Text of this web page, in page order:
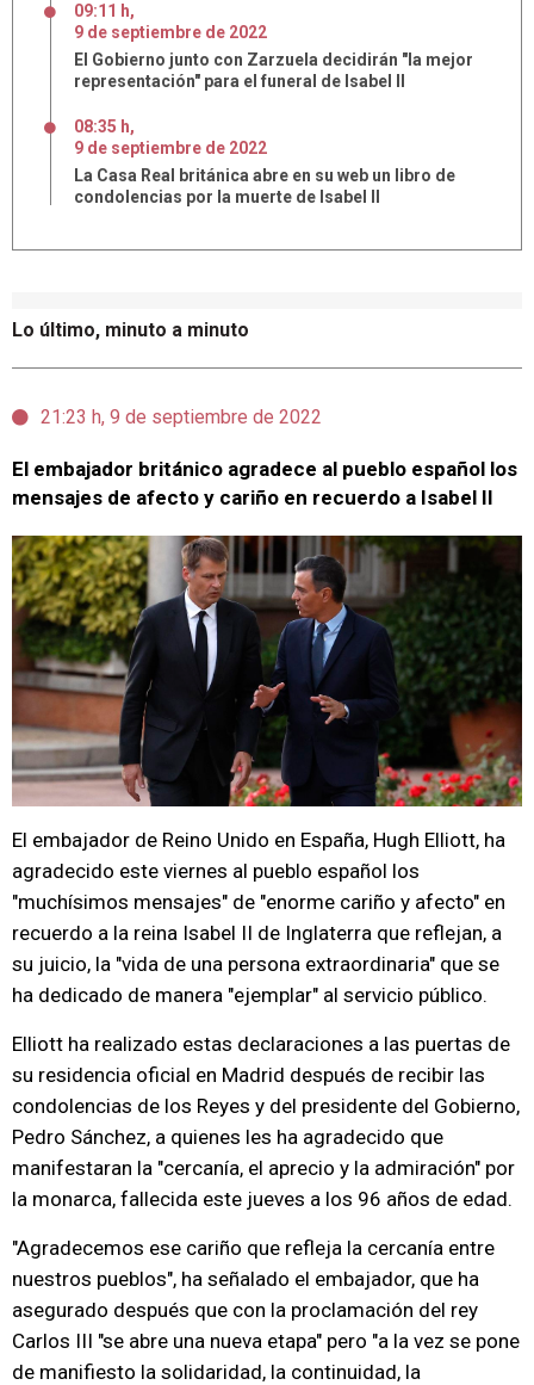
Lo último, minuto a minuto
21:23 h, 9 de septiembre de 2022
El embajador británico agradece al pueblo español los
mensajes de afecto y cariño en recuerdo a Isabel II
El embajador de Reino Unido en España, Hugh Elliott, ha
agradecido este viernes al pueblo español los
"muchísimos mensajes" de "enorme cariño y afecto" en
recuerdo a la reina Isabel II de Inglaterra que reflejan, a
su juicio, la "vida de una persona extraordinaria" que se
ha dedicado de manera "ejemplar" al servicio público.
Elliott ha realizado estas declaraciones a las puertas de
su residencia oficial en Madrid después de recibir las
condolencias de los Reyes y del presidente del Gobierno,
Pedro Sánchez, a quienes les ha agradecido que
manifestaran la "cercanía, el aprecio y la admiración" por
la monarca, fallecida este jueves a los 96 años de edad.
"Agradecemos ese cariño que refleja la cercanía entre
nuestros pueblos", ha señalado el embajador, que ha
asegurado después que con la proclamación del rey
Carlos III "se abre una nueva etapa" pero "a la vez se pone
de manifiesto la solidaridad, la continuidad, la
09:11 h,
9 de septiembre de 2022
El Gobierno junto con Zarzuela decidirán "la mejor
representación" para el funeral de Isabel II
08:35 h,
9 de septiembre de 2022
La Casa Real británica abre en su web un libro de
condolencias por la muerte de Isabel II